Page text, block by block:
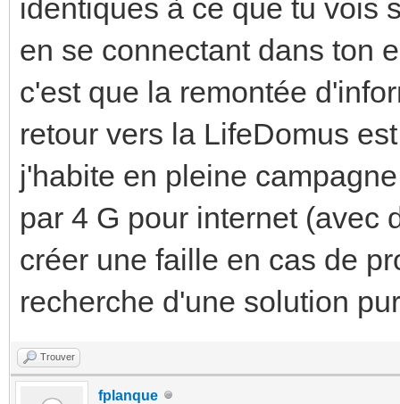
identiques à ce que tu vois
en se connectant dans ton
c'est que la remontée
retour vers la LifeDomus
j'habite en pleine
par 4 G pour internet (avec
créer une faille en cas de
recherche d'une solution
Trouver
fplanque